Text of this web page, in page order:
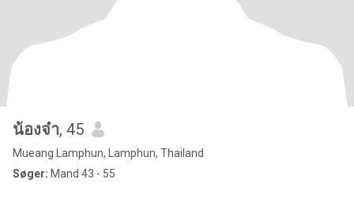
น้องจ๋า, 45
Mueang Lamphun, Lamphun, Thailand
Søger: Mand 43 - 55